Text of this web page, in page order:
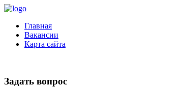
Главная
Вакансии
Карта сайта
Задать вопрос